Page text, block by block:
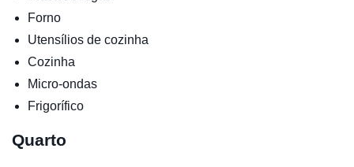
Forno
Utensílios de cozinha
Cozinha
Micro-ondas
Frigorífico
Quarto